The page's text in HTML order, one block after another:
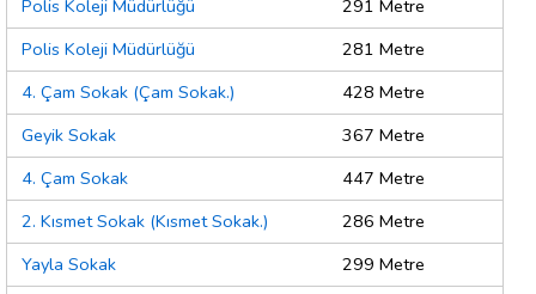
Polis Koleji Müdürlüğü
291 Metre
Polis Koleji Müdürlüğü
281 Metre
4. Çam Sokak (Çam Sokak.)
428 Metre
Geyik Sokak
367 Metre
4. Çam Sokak
447 Metre
2. Kısmet Sokak (Kısmet Sokak.)
286 Metre
Yayla Sokak
299 Metre